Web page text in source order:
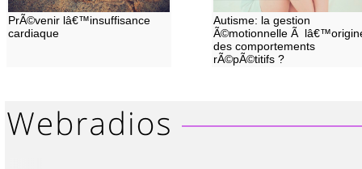
PrÃ©venir lâ€™insuffisance
cardiaque
Autisme: la gestion
Ã©motionnelle Ã
des comportements
rÃ©pÃ©titifs ?